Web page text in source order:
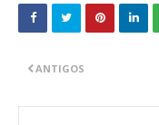
ANTIGOS